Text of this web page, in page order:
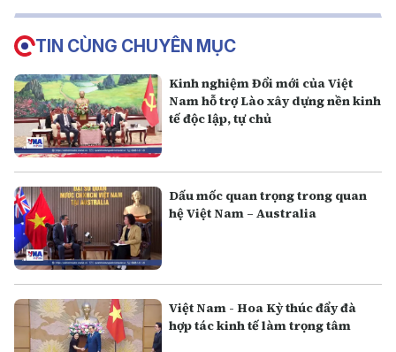
TIN CÙNG CHUYÊN MỤC
Kinh nghiệm Đổi mới của Việt
Nam hỗ trợ Lào xây dựng nền kinh
tế độc lập, tự chủ
Dấu mốc quan trọng trong quan
hệ Việt Nam – Australia
Việt Nam - Hoa Kỳ thúc đẩy đà
hợp tác kinh tế làm trọng tâm